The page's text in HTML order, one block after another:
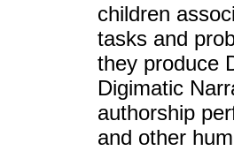
children
tasks and
they produce
Digimatic
authorship
and other